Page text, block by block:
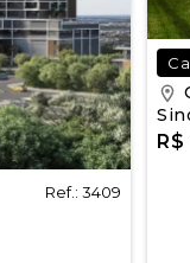
Ref.: 3409